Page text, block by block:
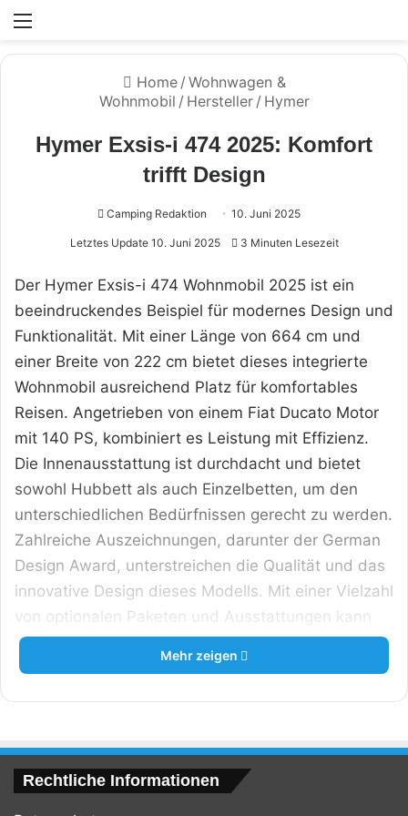
Home / Wohnwagen &
Wohnmobil / Hersteller / Hymer
Hymer Exsis-i 474 2025: Komfort
trifft Design
Camping Redaktion 10. Juni 2025
Letztes Update 10. Juni 2025 3 Minuten Lesezeit
Der Hymer Exsis-i 474 Wohnmobil 2025 ist ein
beeindruckendes Beispiel für modernes Design und
Funktionalität. Mit einer Länge von 664 cm und
einer Breite von 222 cm bietet dieses integrierte
Wohnmobil ausreichend Platz für komfortables
Reisen. Angetrieben von einem Fiat Ducato Motor
mit 140 PS, kombiniert es Leistung mit Effizienz.
Die Innenausstattung ist durchdacht und bietet
sowohl Hubbett als auch Einzelbetten, um den
unterschiedlichen Bedürfnissen gerecht zu werden.
Zahlreiche Auszeichnungen, darunter der German
Design Award, unterstreichen die Qualität und das
innovative Design dieses Modells. Mit einer Vielzahl
von optionalen Paketen und Ausstattungen kann
das Wohnmobil individuell angepasst werden, um
den persönlichen Komfort zu maximieren.
Mehr zeigen
Rechtliche Informationen